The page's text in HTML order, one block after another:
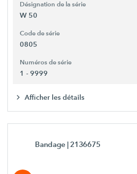
Désignation de la série
W 50
Code de série
0805
Numéros de série
1 - 9999
Afficher les détails
Bandage | 2136675